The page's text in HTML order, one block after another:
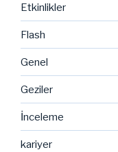
Etkinlikler
Flash
Genel
Geziler
İnceleme
kariyer